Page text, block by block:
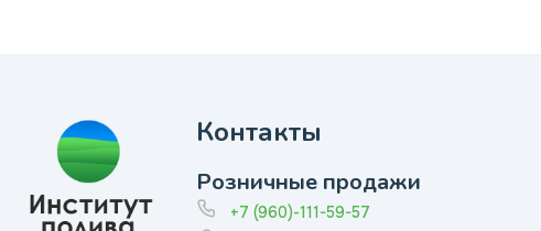
Контакты
Розничные продажи
+7 (960)-111-59-57